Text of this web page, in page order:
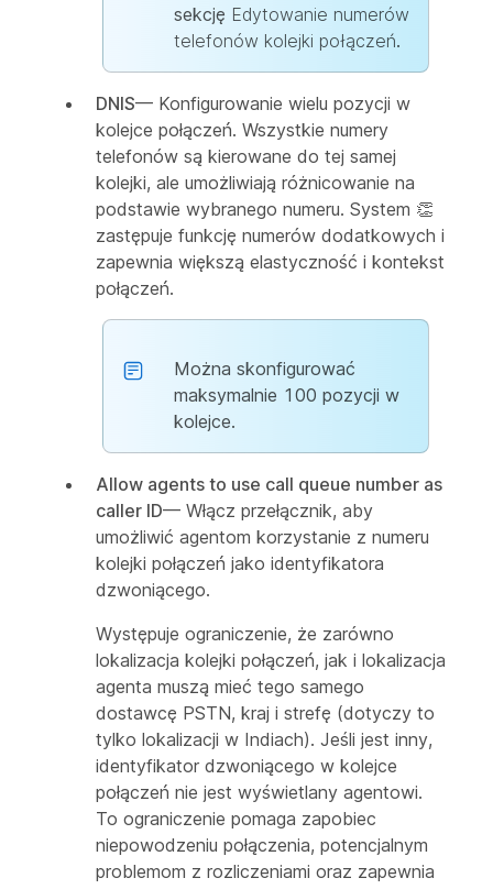
sekcję Edytowanie numerów
telefonów kolejki połączeń.
DNIS— Konfigurowanie wielu pozycji w
kolejce połączeń. Wszystkie numery
telefonów są kierowane do tej samej
kolejki, ale umożliwiają różnicowanie na
podstawie wybranego numeru. System 👏
zastępuje funkcję numerów dodatkowych i
zapewnia większą elastyczność i kontekst
połączeń.
Można skonfigurować
maksymalnie 100 pozycji w
kolejce.
Allow agents to use call queue number as
caller ID— Włącz przełącznik, aby
umożliwić agentom korzystanie z numeru
kolejki połączeń jako identyfikatora
dzwoniącego.
Występuje ograniczenie, że zarówno
lokalizacja kolejki połączeń, jak i lokalizacja
agenta muszą mieć tego samego
dostawcę PSTN, kraj i strefę (dotyczy to
tylko lokalizacji w Indiach). Jeśli jest inny,
identyfikator dzwoniącego w kolejce
połączeń nie jest wyświetlany agentowi.
To ograniczenie pomaga zapobiec
niepowodzeniu połączenia, potencjalnym
problemom z rozliczeniami oraz zapewnia